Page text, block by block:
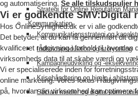
Strategi for Online Reputation
Kommunikation
Kommunikationsstrategi og
Indholdsproduktion og storytelling
Kampagneudvikling og -
Krisehåndtering og hjælp i
Sociale medier og digital
og automatisering. Se alle tilskudspuljer
Vi er godkendte SMV:Digital
Hos OnlineSynlighed.dk er vi alle
Det betyder, at du kan få gennemført dit
kvalificeret rådgivning i forhold til, hvordan
virksomheds data til at skabe værdi og
Vi er specialiserede inden for
online marketing. Vores fokus i
på, hvordan din virksomhed kan optimere